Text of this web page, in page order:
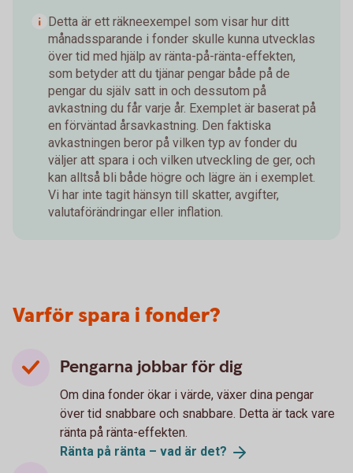
Detta är ett räkneexempel som visar hur ditt
månadssparande i fonder skulle kunna utvecklas
över tid med hjälp av ränta-på-ränta-effekten,
som betyder att du tjänar pengar både på de
pengar du själv satt in och dessutom på
avkastning du får varje år. Exemplet är baserat på
en förväntad årsavkastning. Den faktiska
avkastningen beror på vilken typ av fonder du
väljer att spara i och vilken utveckling de ger, och
kan alltså bli både högre och lägre än i exemplet.
Vi har inte tagit hänsyn till skatter, avgifter,
valutaförändringar eller inflation.
Varför spara i fonder?
Pengarna jobbar för dig
Om dina fonder ökar i värde, växer dina pengar
över tid snabbare och snabbare. Detta är tack vare
ränta på ränta-effekten.
Ränta på ränta – vad är det?